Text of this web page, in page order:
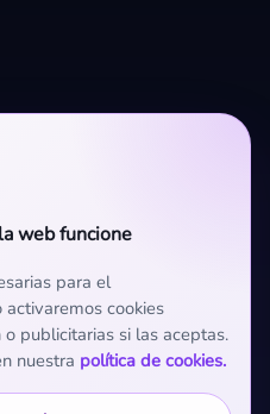
web funcione
para el
cookies
publicitarias si las aceptas.
nuestra política de cookies.